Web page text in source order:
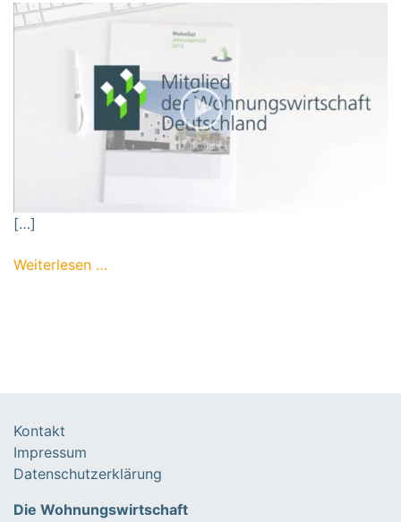
[…]
Weiterlesen …
Kontakt
Impressum
Datenschutzerklärung
Die Wohnungswirtschaft